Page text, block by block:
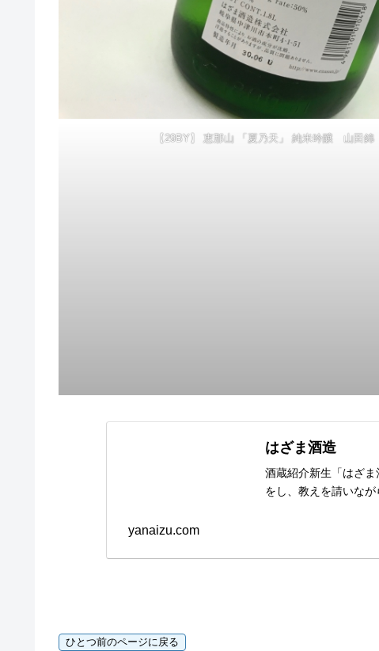
【29BY】 恵那山 「夏乃天」 純米吟醸 山田
はざま酒造
酒蔵紹介新生「はざ
をし、教えを請いな
yanaizu.com